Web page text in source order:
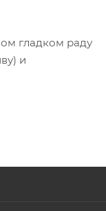
гладком раду
и